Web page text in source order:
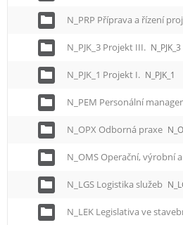
N_PRP Příprava a řízení
N_PJK_3 Projekt III. N_PJK_3
N_PJK_1 Projekt I. N_PJK_1
N_PEM Personální
N_OPX Odborná praxe
N_LGS Logistika služeb
N_LEK Legislativa ve